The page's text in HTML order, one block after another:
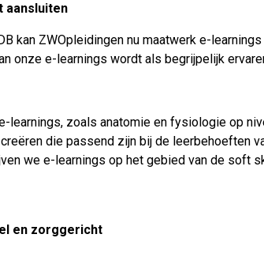
aansluiten
kan ZWOpleidingen nu maatwerk e-
onze e-learnings wordt als begrijpelijk
learnings, zoals anatomie en fysiologie op
die passend zijn bij de leerbehoeften
we e-learnings op het gebied van de soft
en zorggericht